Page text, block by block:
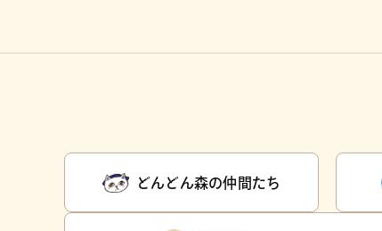
どんどん森の仲間たち